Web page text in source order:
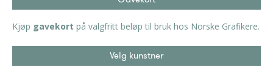
Kjøp gavekort på valgfritt beløp til bruk hos Norske Grafikere.
Velg kunstner